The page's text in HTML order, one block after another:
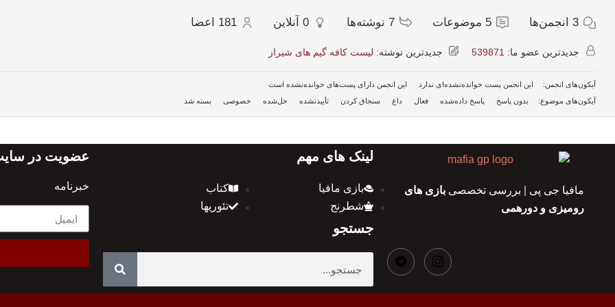
3 انجمن‌ها 5 موضوعات 7 نوشته‌ها 0 آنلاین 181 اعضا
جدیدترین عضو ما: 539871 جدیدترین نوشته: لیست کافه گیم‌ های شیراز
آیکون‌های انجمن: این انجمن پست خوانده‌نشده‌ای ندارد
این انجمن دارای پست‌های خوانده‌نشده است
آیکون‌های موضوع:
بدون پاسخ پاسخ داده‌شده فعال داغ سنجاق کردن تأییدنشده حل‌شده خصوصی بسته شد
مافیا جی پی | بررسی تخصصی بازی های
رومیزی و دورهمی
لینک های مهم
بازی مافیا
شطرنج
کتاب
تئوریها
جستجو
عضویت در
خبرنامه